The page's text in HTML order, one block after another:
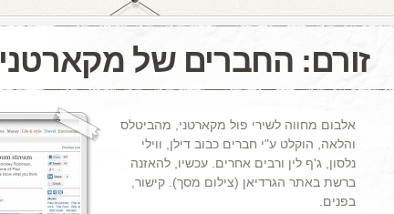
זורם: החברים של מקארטני
אלבום מחווה לשירי פול מקארטני, מהביטלס
והלאה, הוקלט ע"י חברים כבוב דילן, ווילי
נלסון, ג'ף לין ורבים אחרים. עכשיו, להאזנה
ברשת באתר הגרדיאן (צילום מסך). קישור,
בפנים.